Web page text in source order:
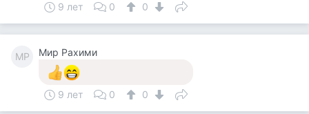
9 лет 0 0
МР Мир Рахими
9 лет 0 0